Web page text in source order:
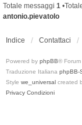
Totale messaggi 1
antonio.pievatolo
Indice Contattaci
Powered by phpBB®
Traduzione Italiana phpBB-
Style we_universal created
Privacy Condizioni